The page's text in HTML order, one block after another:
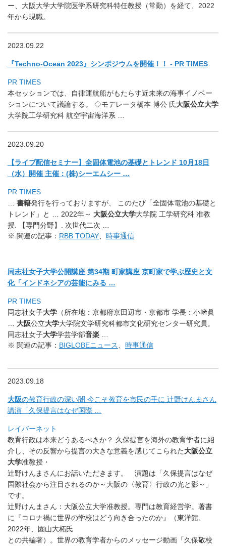
ー、大阪大学大学院医学系研究科特任教授（常勤）を経て、2022
年から現職。
2023.09.22
『Techno-Ocean 2023』シンポジウムを開催！！ - PR TIMES
PR TIMES
本セッションでは、
自律運航船がもたらす近未来の海事イノベー
ションについて議論する。 ◇モデレータ橋本 博公 氏大阪公立大学
大学院工学研究科 航空宇宙海洋系 …
2023.09.20
【ライブ配信セミナー】全固体電池の基礎とトレンド 10月18日
（水）開催 主催：(株)シーエムシー …
PR TIMES
書籍発行を行っておりますが、 このたび「全固体電池の基礎と
トレンド」と … 2022年～ 大阪公立大学大学院 工学研究科 准教
授. 【専門分野】. 次世代二次 …
※ 関連の記事： RBB TODAY 時事通信
同志社女子大学公開講座 第34期 町家講座 京町家で学ぶ歴史と文
化「インドネシアの芸能にみる …
PR TIMES
同志社女子大学 （所在地：京都府京田辺市・京都市 学長：小﨑眞
大阪公立大学大学院文学研究科都市文化研究センター研究員。
同志社女子大学学芸学部音楽
※ 関連の記事： BIGLOBEニュース 時事通信
2023.09.18
大阪の教育行政の深い闇 今こそ教育を市民の手に 辻野けんまさん
講演「久保提言はなぜ国際 …
レイバーネット
教育行政は本来どうあるべきか？ 久保提言を海外の教育学者に紹
介し、 その反響から提言の大きな意義を感じてこられた大阪公立
大学准教授・
辻野けんまさんにお話いただきます。 演題は「久保提言はなぜ
国際社会から注目されるのか～大阪の〈教育〉行政の光と影～」
です。
辻野けんまさん：大阪公立大学准教授。専門は教育経営学。著書
に『コロナ禍に世界の学校はどう向き合ったのか』（東洋館、
2022年、園山大柘氏
との共編著）。世界の教育学者からのメッセージ動画「久保敬校